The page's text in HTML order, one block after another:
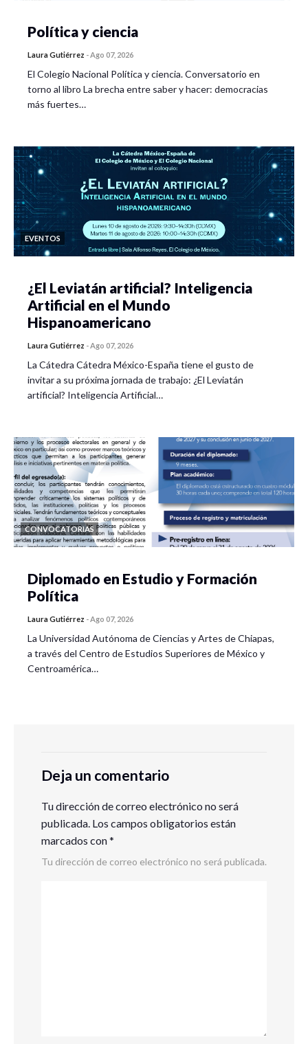
Política y ciencia
Laura Gutiérrez -Ago 07, 2026
El Colegio Nacional Política y ciencia. Conversatorio en
torno al libro La brecha entre saber y hacer: democracias
más fuertes…
EVENTOS
¿El Leviatán artificial? Inteligencia
Artificial en el Mundo
Hispanoamericano
Laura Gutiérrez -Ago 07, 2026
La Cátedra Cátedra México-España tiene el gusto de
invitar a su próxima jornada de trabajo: ¿El Leviatán
artificial? Inteligencia Artificial…
CONVOCATORIAS
Diplomado en Estudio y Formación
Política
Laura Gutiérrez -Ago 07, 2026
La Universidad Autónoma de Ciencias y Artes de Chiapas,
a través del Centro de Estudios Superiores de México y
Centroamérica…
Deja un comentario
Tu dirección de correo electrónico no será
publicada. Los campos obligatorios están
marcados con*
Tu dirección de correo electrónico no será publicada.